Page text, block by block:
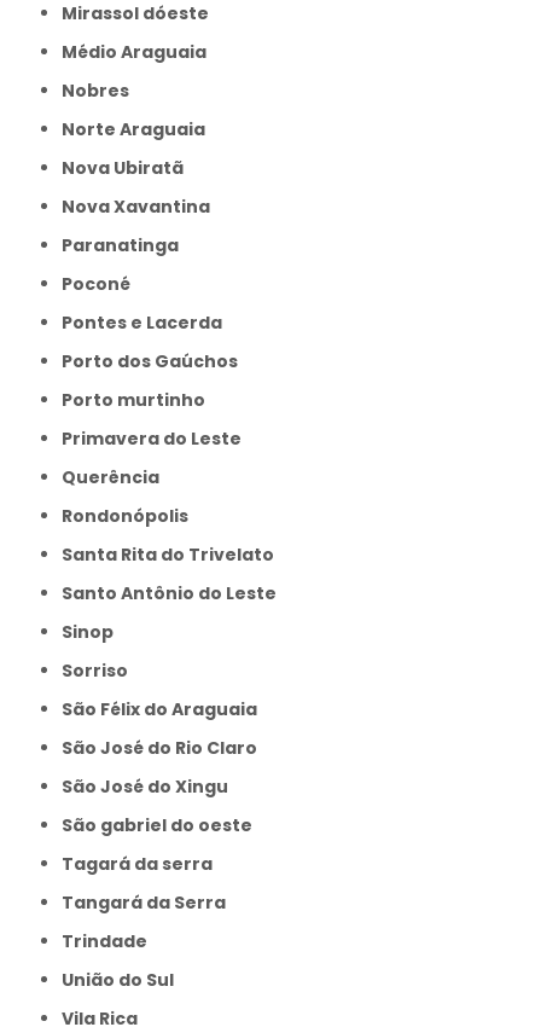
Mirassol dóeste
Médio Araguaia
Nobres
Norte Araguaia
Nova Ubiratã
Nova Xavantina
Paranatinga
Poconé
Pontes e Lacerda
Porto dos Gaúchos
Porto murtinho
Primavera do Leste
Querência
Rondonópolis
Santa Rita do Trivelato
Santo Antônio do Leste
Sinop
Sorriso
São Félix do Araguaia
São José do Rio Claro
São José do Xingu
São gabriel do oeste
Tagará da serra
Tangará da Serra
Trindade
União do Sul
Vila Rica